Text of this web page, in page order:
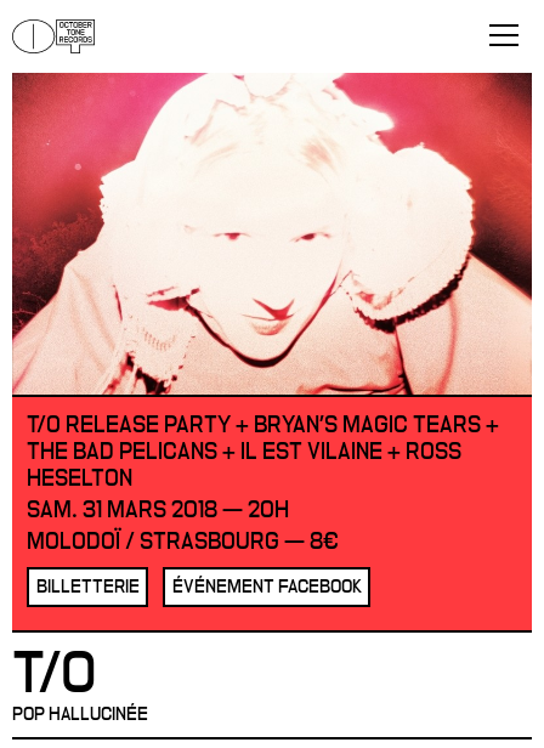
T/O RELEASE PARTY + BRYAN'S MAGIC TEARS +
THE BAD PELICANS + IL EST VILAINE + ROSS
HESELTON
SAM. 31 MARS 2018 — 20H
MOLODOÏ / STRASBOURG — 8€
BILLETTERIE ÉVÉNEMENT FACEBOOK
T/O
POP HALLUCINÉE